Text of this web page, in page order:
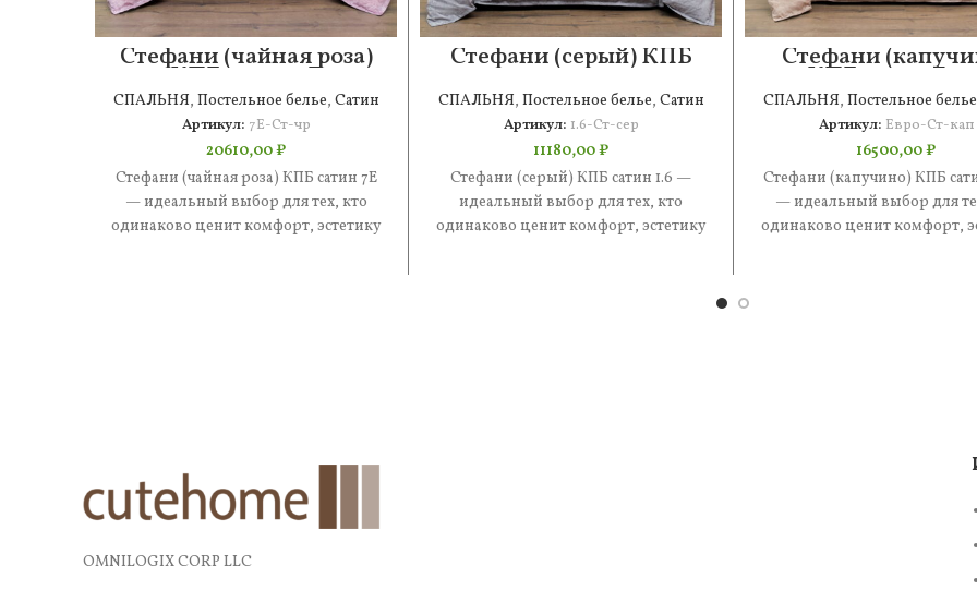
Стефани (чайная роза)
КПБ сатин 7Е
СПАЛЬНЯ, Постельное белье, Сатин
Артикул: 7Е-Ст-чр
20610,00₽
Стефани (чайная роза) КПБ сатин 7Е
— идеальный выбор для тех, кто
одинаково ценит комфорт, эстетику
Стефани (серый) КПБ
сатин 1.6
СПАЛЬНЯ, Постельное белье, Сатин
Артикул: 1.6-Ст-сер
11180,00₽
Стефани (серый) КПБ сатин 1.6 —
идеальный выбор для тех, кто
одинаково ценит комфорт, эстетику
Стефани
КПБ сатин Евро
СПАЛЬНЯ, Постельное белье
Артикул: Евро-Ст-кап
16500,00₽
Стефани (капучино) КПБ
— идеальный выбор для
одинаково ценит комфорт,
OMNILOGIX CORP LLC